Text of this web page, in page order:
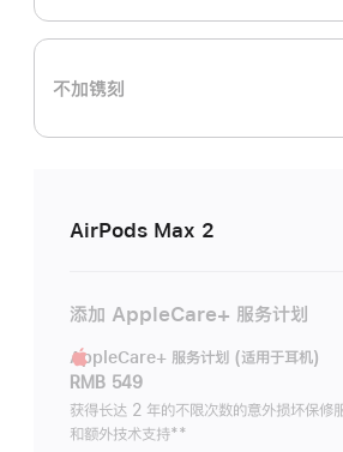
不加镌刻
AirPods Max 2
添加 AppleCare+ 服务计划
AppleCare+ 服务计划 (适用于耳机)
RMB 549
获得长达 2 年的不限次数的意外损坏保修
和额外技术支持脚
**